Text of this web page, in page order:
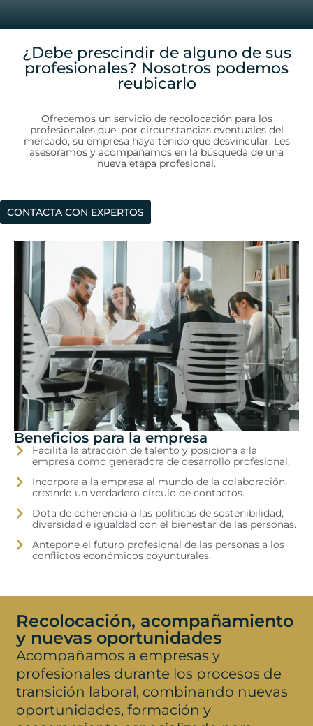
¿Debe prescindir de alguno de sus
profesionales? Nosotros podemos
reubicarlo
Ofrecemos un servicio de recolocación para los
profesionales que, por circunstancias eventuales del
mercado, su empresa haya tenido que desvincular. Les
asesoramos y acompañamos en la búsqueda de una
nueva etapa profesional.
CONTACTA CON EXPERTOS
Beneficios para la empresa
Facilita la atracción de talento y posiciona a la
empresa como generadora de desarrollo profesional.
Incorpora a la empresa al mundo de la colaboración,
creando un verdadero círculo de contactos.
Dota de coherencia a las políticas de sostenibilidad,
diversidad e igualdad con el bienestar de las personas.
Antepone el futuro profesional de las personas a los
conflictos económicos coyunturales.
Recolocación, acompañamiento
y nuevas oportunidades
Acompañamos a empresas y
profesionales durante los procesos de
transición laboral, combinando nuevas
oportunidades, formación y